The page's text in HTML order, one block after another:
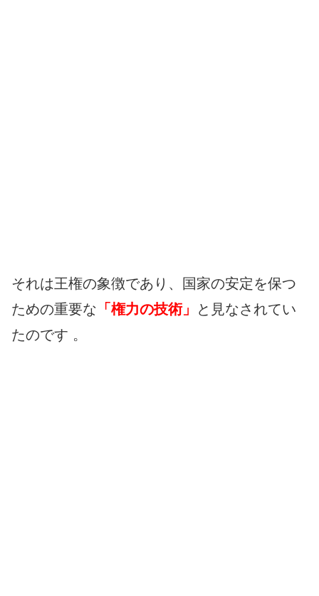
それは王権の象徴であり、国家の安定を保つ
ための重要な 「権力の技術」
と見なされてい
たのです 。